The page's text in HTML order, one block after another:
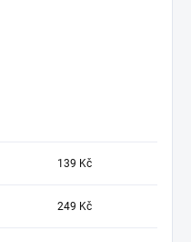
139 Kč
249 Kč